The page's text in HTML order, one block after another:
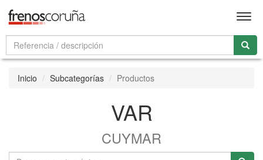
Inicio Subcategorías Productos
VAR
CUYMAR